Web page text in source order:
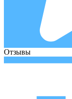
Отзывы